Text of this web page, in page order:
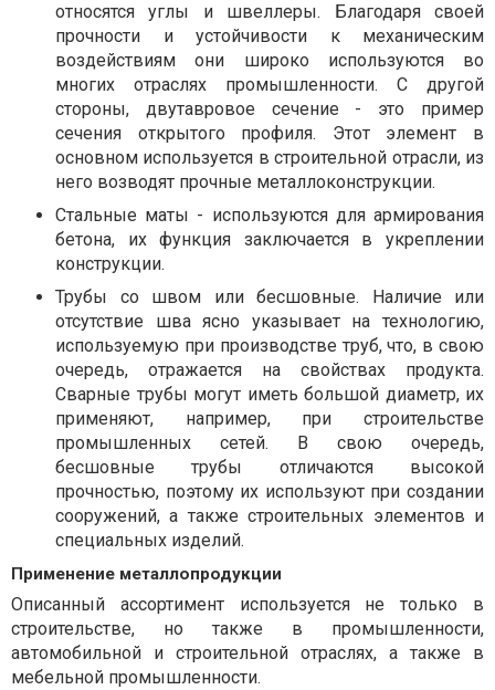
относятся углы и швеллеры. Благодаря своей
прочности и устойчивости к механическим
воздействиям они широко используются во
многих отраслях промышленности. С другой
стороны, двутавровое сечение - это пример
сечения открытого профиля. Этот элемент в
основном используется в строительной отрасли, из
него возводят прочные металлоконструкции.
Стальные маты - используются для армирования
бетона, их функция заключается в укреплении
конструкции.
Трубы со швом или бесшовные. Наличие или
отсутствие шва ясно указывает на технологию,
используемую при производстве труб, что, в свою
очередь, отражается на свойствах продукта.
Сварные трубы могут иметь большой диаметр, их
применяют, например, при строительстве
промышленных сетей. В свою очередь,
бесшовные трубы отличаются высокой
прочностью, поэтому их используют при создании
сооружений, а также строительных элементов и
специальных изделий.
Применение металлопродукции
Описанный ассортимент используется не только в
строительстве, но также в промышленности,
автомобильной и строительной отраслях, а также в
мебельной промышленности.